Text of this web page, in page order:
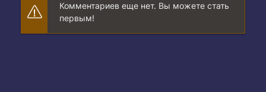
Комментариев еще нет. Вы можете стать
первым!